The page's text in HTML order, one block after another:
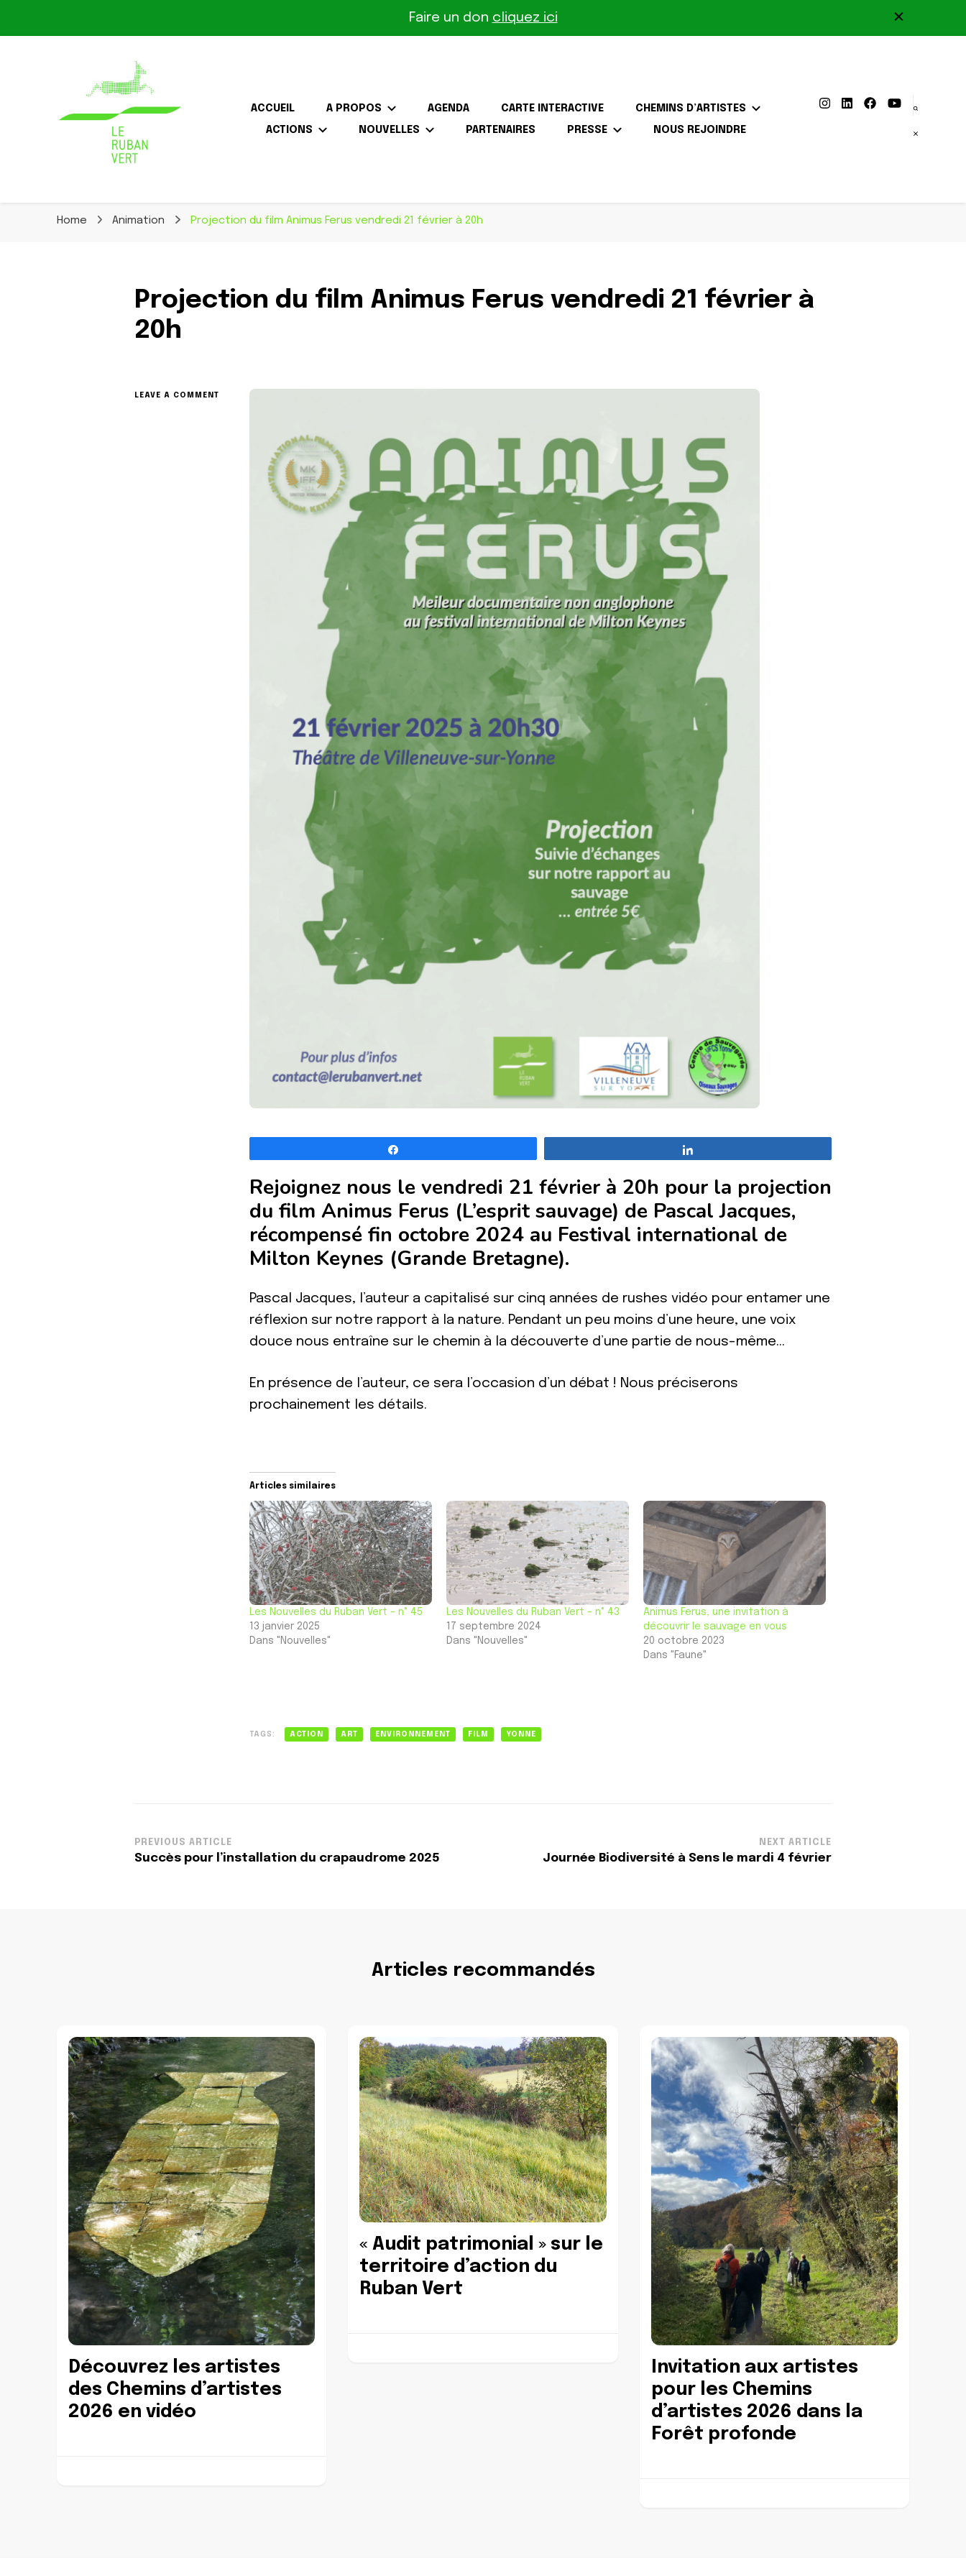
Faire un don cliquez ici
ACCUEIL A PROPOS AGENDA CARTE INTERACTIVE
CHEMINS D’ARTISTES
ACTIONS
NOUVELLES PARTENAIRES PRESSE NOUS REJOINDRE
Home Animation Projection du film Animus Ferus vendredi 21 février à 20h
Projection du film Animus Ferus vendredi 21 février à
20h
LEAVE A COMMENT
Rejoignez nous le vendredi 21 février à 20h pour la projection
du film Animus Ferus (L’esprit sauvage) de Pascal Jacques,
récompensé fin octobre 2024 au Festival international de
Milton Keynes (Grande Bretagne).
Pascal Jacques, l’auteur a capitalisé sur cinq années de rushes vidéo pour entamer une
réflexion sur notre rapport à la nature. Pendant un peu moins d’une heure, une voix
douce nous entraîne sur le chemin à la découverte d’une partie de nous-même…
En présence de l’auteur, ce sera l’occasion d’un débat ! Nous préciserons
prochainement les détails.
Articles similaires
Les Nouvelles du Ruban Vert – n° 45
13 janvier 2025
Dans "Nouvelles"
Les Nouvelles du Ruban Vert – n° 43
17 septembre 2024
Dans "Nouvelles"
Animus Ferus, une invitation à
découvrir le sauvage en vous
20 octobre 2023
Dans "Faune"
TAGS: ACTION ART ENVIRONNEMENT FILM YONNE
Post
Navigation
PREVIOUS ARTICLE
Succès pour l’installation du crapaudrome 2025
NEXT ARTICLE
Journée Biodiversité à Sens le mardi 4 février
Articles recommandés
Découvrez les artistes
des Chemins d’artistes
2026 en vidéo
« Audit patrimonial » sur le
territoire d’action du
Ruban Vert
Invitation aux artistes
pour les Chemins
d’artistes 2026 dans la
Forêt profonde